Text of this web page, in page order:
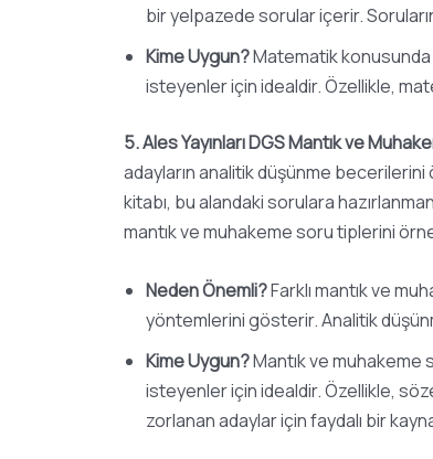
bir yelpazede sorular içerir.
Kime Uygun?Matematik
isteyenler için idealdir. Özellikle,
5. Ales Yayınları DGS Mantık ve
adayların analitik düşünme becerilerini
kitabı, bu alandaki sorulara
mantık ve muhakeme soru tiplerini
Neden Önemli?Farklı mantık ve
yöntemlerini gösterir. Analitik
Kime Uygun?Mantık ve muhakeme
isteyenler için idealdir. Özellikle,
zorlanan adaylar için faydalı bir